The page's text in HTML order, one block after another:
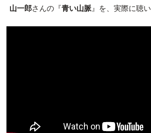
山一郎さんの『青い山脈』を、実際に聴